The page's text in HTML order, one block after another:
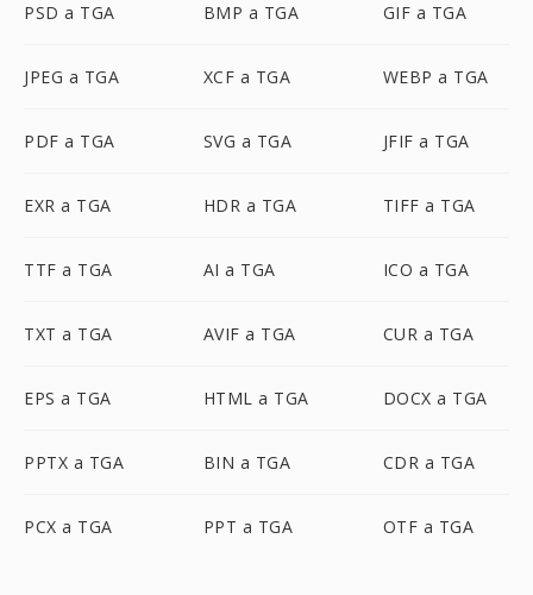
PSD a TGA BMP a TGA GIF a TGA
JPEG a TGA XCF a TGA WEBP a TGA
PDF a TGA SVG a TGA JFIF a TGA
EXR a TGA HDR a TGA TIFF a TGA
TTF a TGA AI a TGA ICO a TGA
TXT a TGA AVIF a TGA CUR a TGA
EPS a TGA HTML a TGA DOCX a TGA
PPTX a TGA BIN a TGA CDR a TGA
PCX a TGA PPT a TGA OTF a TGA